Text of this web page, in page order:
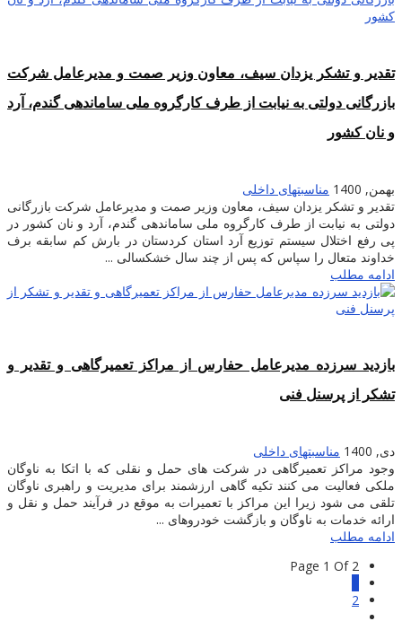
تقدیر و تشکر یزدان سیف، معاون وزیر صمت و مدیرعامل شرکت
بازرگانی دولتی به نیابت از طرف کارگروه ملی ساماندهی گندم، آرد
و نان کشور
بهمن, 1400
مناسبتهای داخلی
تقدیر و تشکر یزدان سیف، معاون وزیر صمت و مدیرعامل شرکت بازرگانی
دولتی به نیابت از طرف کارگروه ملی ساماندهی گندم، آرد و نان کشور در
پی رفع اختلال سیستم توزیع آرد استان کردستان در بارش کم سابقه برف
خداوند متعال را سپاس که پس از چند سال خشکسالی ...
ادامه مطلب
بازدید سرزده مدیرعامل حفارس از مراکز تعمیرگاهی و تقدیر و
تشکر از پرسنل فنی
دی, 1400
مناسبتهای داخلی
وجود مراکز تعمیرگاهی در شرکت های حمل و نقلی که با اتکا به ناوگان
ملکی فعالیت می کنند تکیه گاهی ارزشمند برای مدیریت و راهبری ناوگان
تلقی می شود زیرا این مراکز با تعمیرات به موقع در فرآیند حمل و نقل و
ارائه خدمات به ناوگان و بازگشت خودروهای ...
ادامه مطلب
Page 1 Of 2
2